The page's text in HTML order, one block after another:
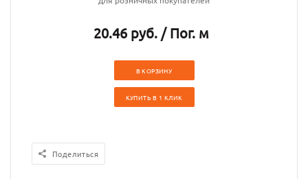
20.46 руб. / Пог. м
В КОРЗИНУ
КУПИТЬ В 1 КЛИК
Поделиться